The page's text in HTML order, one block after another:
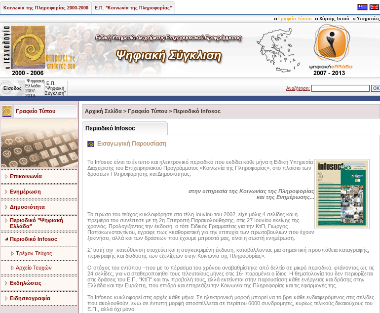
Κοινωνία της Πληροφορίας 2000-2006 Ε.Π. "Κοινωνία της Πληροφορίας"
Γραφείο Τύπου Χάρτης Ιστού Υπηρεσίες
Είσοδος
Ψηφιακή
Ελλάδα
2007-
2013
Ε.Π.
"Ψηφιακή
Σύγκλιση"
Αναζήτηση:
Γραφείο Τύπου
Επικοινωνία
Ενημέρωση
Δημοσιότητα
Περιοδικό "Ψηφιακή
Ελλάδα"
Περιοδικό Infosoc
Τρέχον Τεύχος
Αρχείο Τευχών
Εκδηλώσεις
Ειδησεογραφία
Αρχική Σελίδα > Γραφείο Τύπου > Περιοδικό Infosoc
Περιοδικό Infosoc
Εισαγωγική Παρουσίαση
Το Infosoc είναι το έντυπο και ηλεκτρονικό περιοδικό που εκδίδει κάθε μήνα η Ειδική Υπηρεσία
Διαχείρισης του Επιχειρησιακού Προγράμματος «Κοινωνία της Πληροφορίας», στο πλαίσιο των
δράσεων Πληροφόρησης και Δημοσιότητας.
στην υπηρεσία της Κοινωνίας της Πληροφορίας
και της Ενημέρωσης...
Το πρώτο του τεύχος κυκλοφόρησε στα τέλη Ιουνίου του 2002, είχε μόλις 4 σελίδες και η
πρεμιέρα του συνέπεσε με τη 2η Επιτροπή Παρακολούθησης, στις 27 Ιουνίου εκείνης της
χρονιάς. Προλογίζοντας την έκδοση, ο τότε Ειδικός Γραμματέας για την ΚτΠ, Γιώργος
Παπακωνσταντίνου, έγραφε πως «καθοριστική για την επιτυχία των πρωτοβουλιών που έχουν
ξεκινήσει, αλλά και των δράσεων που έχουμε μπροστά μας, είναι η σωστή ενημέρωση.
Σ’ αυτή την κατεύθυνση στοχεύει και η συγκεκριμένη έκδοση, καταβάλλοντας μια σημαντική προσπάθεια καταγραφής,
περιγραφής και διάδοσης των εξελίξεων στην Κοινωνία της Πληροφορίας».
Ο στόχος του εντύπου –που με το πέρασμα του χρόνου αναβαθμίστηκε από δελτίο σε μικρό περιοδικό, φτάνοντας ως τις
24 σελίδες, για να σταθεροποιηθεί τους τελευταίους μήνες στις 16- παραμένει ο ίδιος. Η θεματολογία του δεν περιορίζεται
στις δράσεις του Ε.Π. "ΚτΠ" και την προβολή τους, αλλά εκτείνεται στην παρουσίαση κάθε ενέργειας και δράσης στην
Ελλάδα και την Ευρώπη, που επιδρά και επηρεάζει την Κοινωνία της Πληροφορίας και τις εφαρμογές της.
Το Infosoc κυκλοφορεί στις αρχές κάθε μήνα. Σε ηλεκτρονική μορφή μπορεί να το βρει κάθε ενδιαφερόμενος στις σελίδες
που ακολουθούν, ενώ σε έντυπη μορφή αποστέλλεται σε περίπου 6000 συνδρομητές, κυρίως τελικούς δικαιούχους του
Ε.Π., αλλά όχι μόνο.